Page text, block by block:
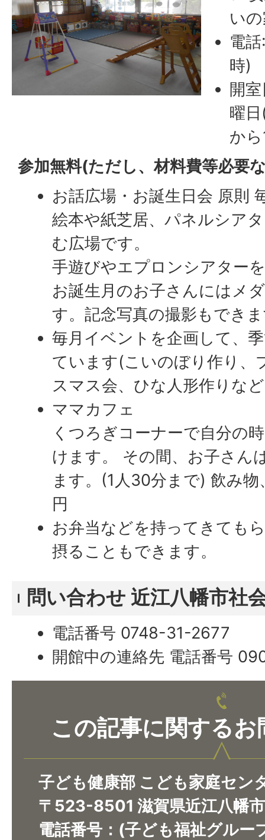
い
電
時)
開
曜
か
参加無料(ただし、材料費等必要
お話広場・お誕生日会 原則
絵本や紙芝居、パネルシア
む広場です。
手遊びやエプロンシアター
お誕生月のお子さんにはメ
す。記念写真の撮影もでき
毎月イベントを企画して、
ています(こいのぼり作り、
スマス会、ひな人形作りな
ママカフェ
くつろぎコーナーで自分の
けます。 その間、お子さん
ます。(1人30分まで) 飲み
円
お弁当などを持ってきても
摂ることもできます。
問い合わせ 近江八幡市社
電話番号 0748-31-2677
開館中の連絡先 電話番号
この記事に関するお
子ども健康部 こども家庭セン
〒523-8501 滋賀県近江八幡
電話番号：(子ども福祉グル